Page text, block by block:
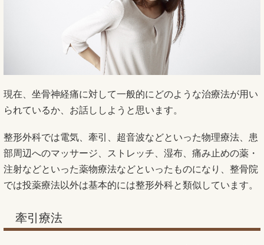
現在、坐骨神経痛に対して一般的にどのような治療法が用い
られているか、お話ししようと思います。
整形外科では電気、牽引、超音波などといった物理療法、患
部周辺へのマッサージ、ストレッチ、湿布、痛み止めの薬・
注射などといった薬物療法などといったものになり、整骨院
では投薬療法以外は基本的には整形外科と類似しています。
牽引療法